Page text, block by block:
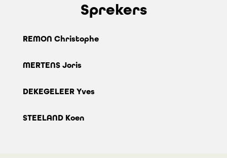
Sprekers
REMON Christophe
MERTENS Joris
DEKEGELEER Yves
STEELAND Koen